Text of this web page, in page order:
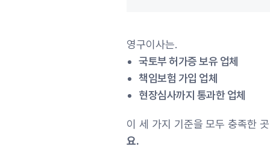
영구이사는.
국토부 허가증 보유 업체
책임보험 가입 업체
현장심사까지 통과한 업체
이 세 가지 기준을 모두 충족한
요.